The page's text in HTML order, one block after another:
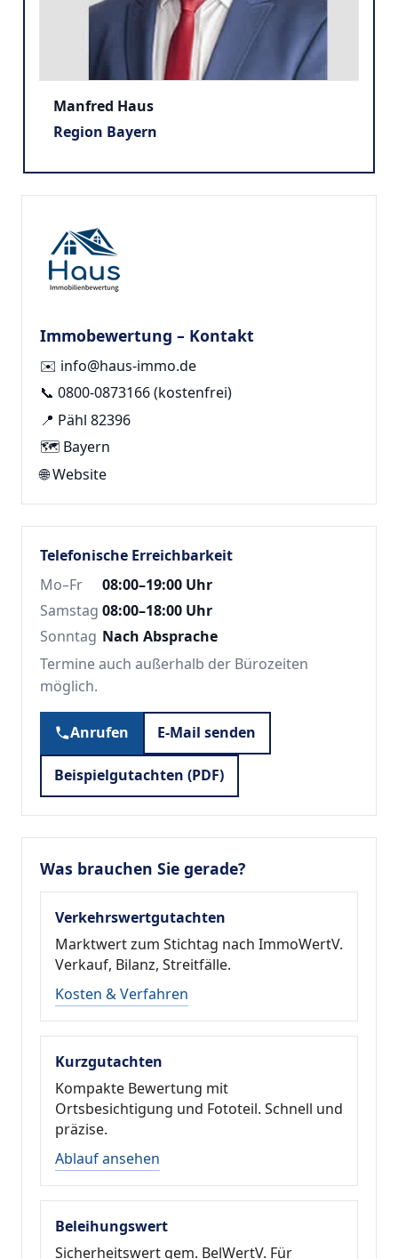
Manfred Haus
Region Bayern
Immobewertung – Kontakt
✉️ info@haus-immo.de
📞 0800-0873166(kostenfrei)
📍 Pähl 82396
🗺️ Bayern
🌐Website
Telefonische Erreichbarkeit
Mo–Fr
08:00–19:00 Uhr
Samstag 08:00–18:00 Uhr
Sonntag Nach Absprache
Termine auch außerhalb der Bürozeiten
möglich.
Anrufen E-Mail senden
Beispielgutachten (PDF)
Was brauchen Sie gerade?
Verkehrswertgutachten
Marktwert zum Stichtag nach ImmoWertV.
Verkauf, Bilanz, Streitfälle.
Kosten & Verfahren
Kurzgutachten
Kompakte Bewertung mit
Ortsbesichtigung und Fototeil. Schnell und
präzise.
Ablauf ansehen
Beleihungswert
Sicherheitswert gem. BelWertV. Für